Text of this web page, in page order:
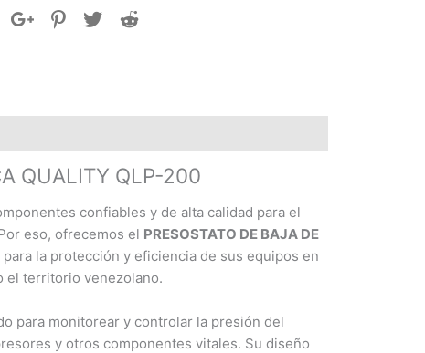
QUALITY QLP-200
confiables y de alta calidad para el
eso, ofrecemos el PRESOSTATO DE BAJA DE
la protección y eficiencia de sus equipos en
el territorio venezolano.
para monitorear y controlar la presión del
y otros componentes vitales. Su diseño